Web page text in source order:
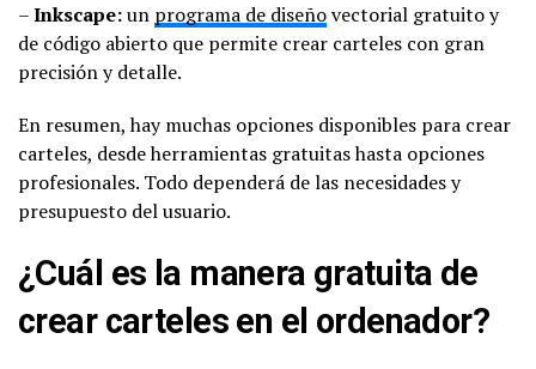
–Inkscape:un programa de diseñovectorial gratuito y
de código abierto que permite crear carteles con gran
precisión y detalle.
En resumen, hay muchas opciones disponibles para crear
carteles, desde herramientas gratuitas hasta opciones
profesionales. Todo dependerá de las necesidades y
presupuesto del usuario.
¿Cuál es la manera gratuita de
crear carteles en el ordenador?